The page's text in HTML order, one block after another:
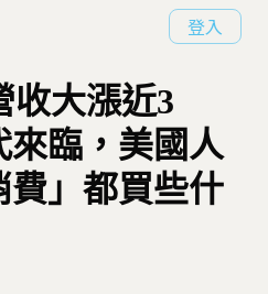
登入
收大漲近3
來臨，美國人
費」都買些什